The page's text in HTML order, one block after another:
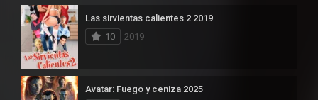
Las sirvientas calientes 2 2019
10
2019
Avatar: Fuego y ceniza 2025